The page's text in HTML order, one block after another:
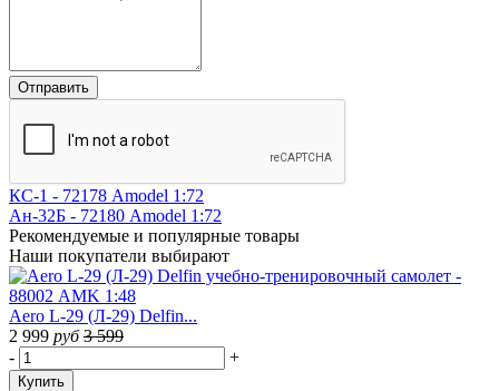
КС-1 - 72178 Amodel 1:72
Ан-32Б - 72180 Amodel 1:72
Рекомендуемые и популярные товары
Наши покупатели выбирают
Aero L-29 (Л-29) Delfin...
2 999 руб 3 599
-
+
Купить